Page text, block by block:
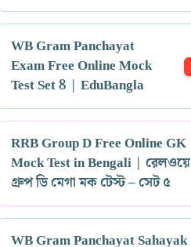
WB Gram Panchayat
Exam Free Online Mock
Test Set 8 | EduBangla
RRB Group D Free Online GK
Mock Test in Bengali | রেলওয়ে
গ্রুপ ডি মেগা মক টেস্ট – সেট ৫
WB Gram Panchayat Sahayak